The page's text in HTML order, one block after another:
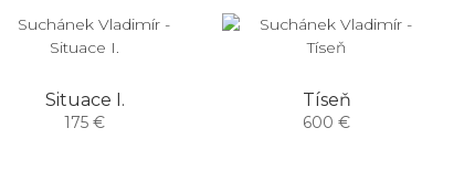
Situace I.
175 €
Tíseň
600 €